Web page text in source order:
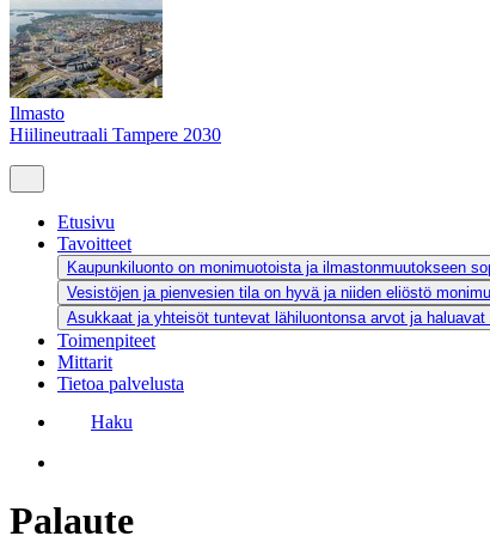
Ilmasto
Hiilineutraali Tampere 2030
Etusivu
Tavoitteet
Kaupunkiluonto on monimuotoista ja ilmastonmuutokseen
Vesistöjen ja pienvesien tila on hyvä ja niiden eliöstö
Asukkaat ja yhteisöt tuntevat lähiluontonsa arvot ja
Toimenpiteet
Mittarit
Tietoa palvelusta
Haku
Palaute